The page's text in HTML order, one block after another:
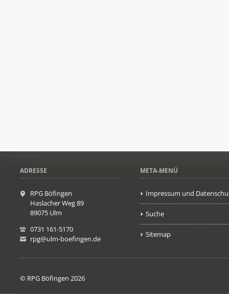
ADRESSE
RPG Böfingen
Haslacher Weg 89
89075 Ulm
0731 161-5170
rpg@ulm-boefingen.de
META-MENÜ
Impressum und
Suche
Sitemap
© RPG Böfingen 2026